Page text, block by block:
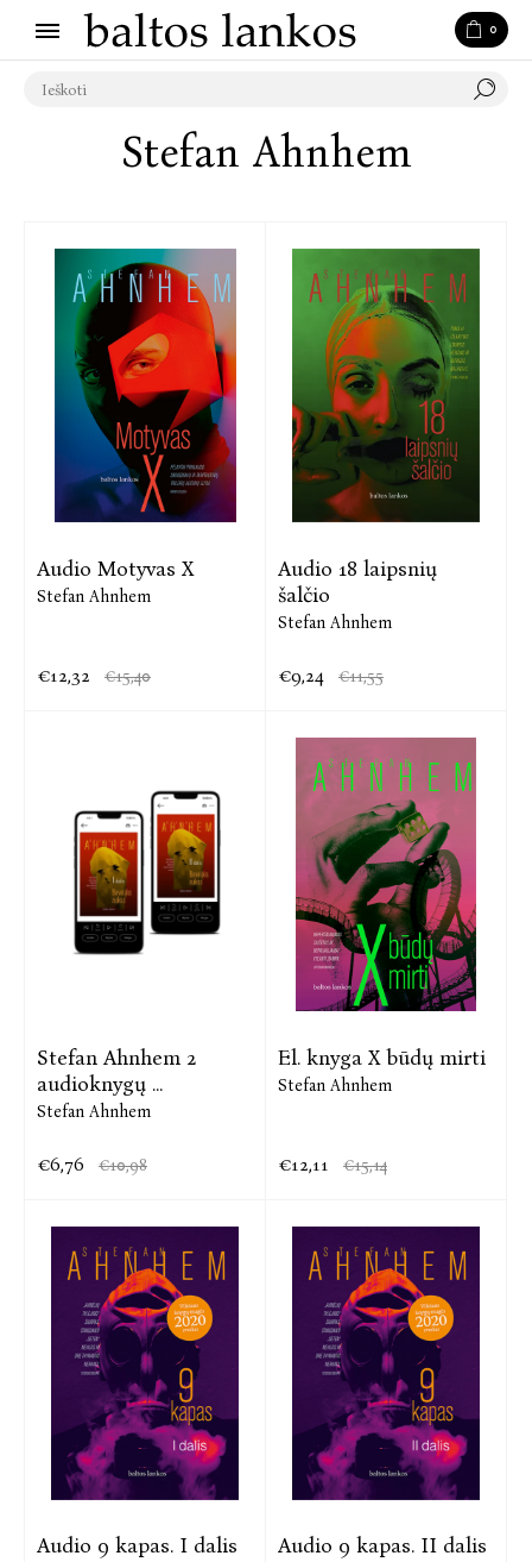
0
Stefan Ahnhem
Audio Motyvas X
Stefan Ahnhem
€12,32 €15,40
Audio 18 laipsnių
šalčio
Stefan Ahnhem
€9,24 €11,55
Stefan Ahnhem 2
audioknygų ...
Stefan Ahnhem
€6,76 €10,98
El. knyga X būdų mirti
Stefan Ahnhem
€12,11 €15,14
Audio 9 kapas. I dalis Audio 9 kapas. II dalis